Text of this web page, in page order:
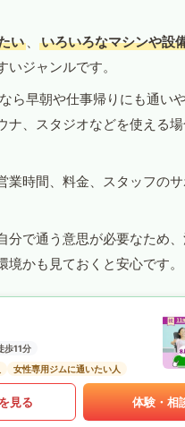
い 、 いろいろなマシンや設
ジャンルです。
ら早朝や仕事帰りにも通い
ナ、スタジオなどを使える
業時間、料金、スタッフの
分で通う意思が必要なため
境かも見ておくと安心です。
歩11分
女性専用ジムに通いたい人
見る 体験・相